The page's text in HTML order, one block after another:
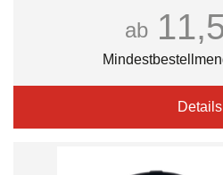
ab
Details